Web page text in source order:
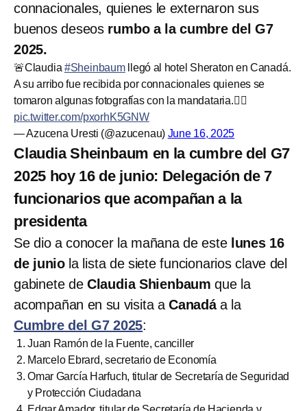
connacionales, quienes le externaron sus
buenos deseos rumbo a la cumbre del G7
2025.
🚨Claudia #Sheinbaumllegó al hotel Sheraton en Canadá.
A su arribo fue recibida por connacionales quienes se
tomaron algunas fotografías con la mandataria.👇🏼
pic.twitter.com/pxorhK5GNW
— Azucena Uresti (@azucenau) June 16, 2025
Claudia Sheinbaum en la cumbre del G7
2025 hoy 16 de junio: Delegación de 7
funcionarios que acompañan a la
presidenta
Se dio a conocer la mañana de estelunes 16
de junio la lista de siete funcionarios clave del
gabinete de Claudia Shienbaum que la
acompañan en su visita aCanadáa la
Cumbre del G7 2025:
Juan Ramón de la Fuente, canciller
Marcelo Ebrard, secretario de Economía
Omar García Harfuch, titular de Secretaría de Seguridad
y Protección Ciudadana